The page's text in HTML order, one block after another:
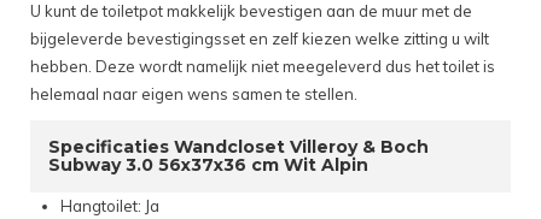
U kunt de toiletpot makkelijk bevestigen aan de muur met de
bijgeleverde bevestigingsset en zelf kiezen welke zitting u wilt
hebben. Deze wordt namelijk niet meegeleverd dus het toilet is
helemaal naar eigen wens samen te stellen.
Specificaties Wandcloset Villeroy & Boch
Subway 3.0 56x37x36 cm Wit Alpin
Hangtoilet: Ja